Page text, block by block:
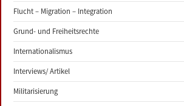
Flucht – Migration – Integration
Grund- und Freiheitsrechte
Internationalismus
Interviews/ Artikel
Militarisierung